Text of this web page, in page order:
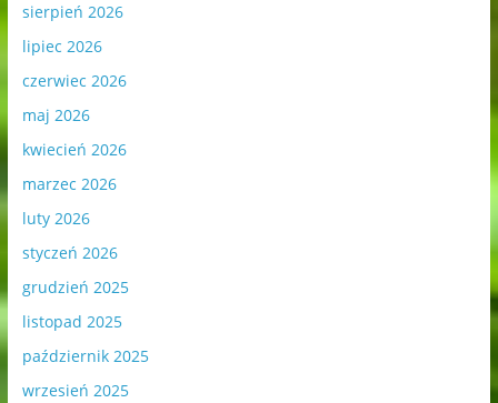
sierpień 2026
lipiec 2026
czerwiec 2026
maj 2026
kwiecień 2026
marzec 2026
luty 2026
styczeń 2026
grudzień 2025
listopad 2025
październik 2025
wrzesień 2025